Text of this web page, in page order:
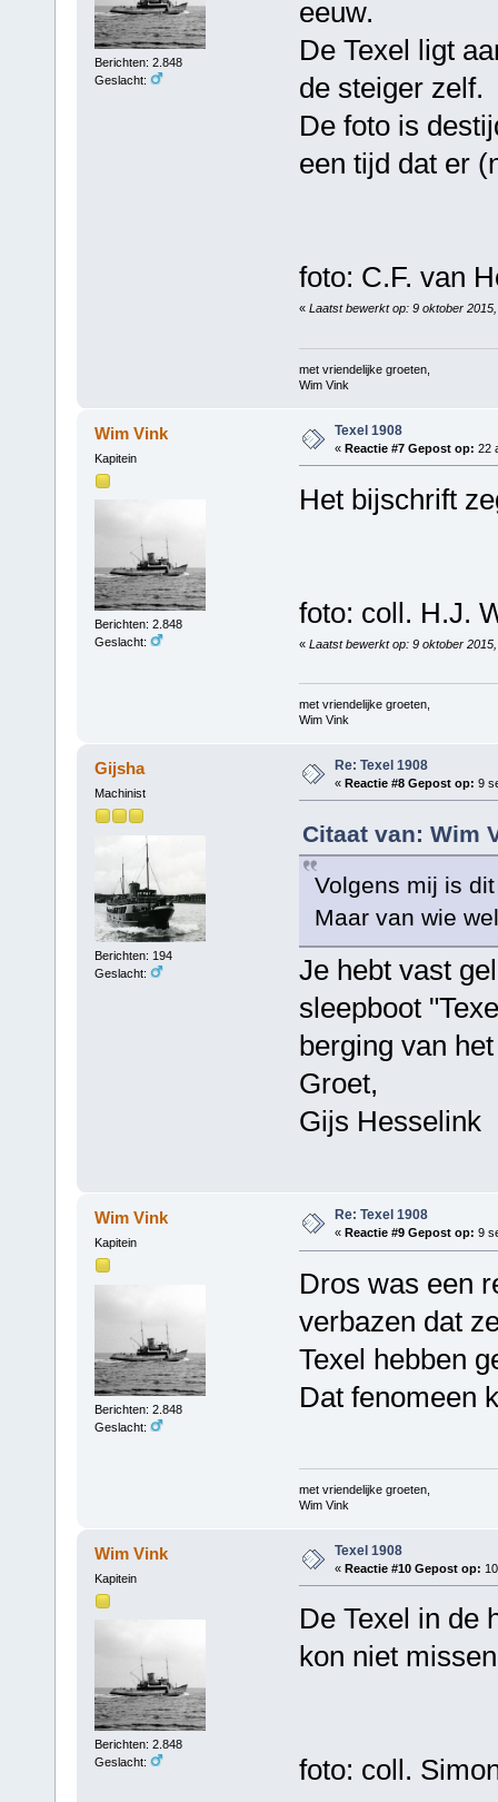
Berichten: 2.848
Geslacht:
eeuw.
De Texel ligt
de steiger zelf.
De foto is
een tijd dat er
foto: C.F. van
« Laatst bewerkt op: 9 oktober
met vriendelijke groeten,
Wim Vink
Wim Vink
Kapitein
Berichten: 2.848
Geslacht:
Texel 1908
« Reactie #7 Gepost op: 22
Het bijschrift
foto: coll. H.J.
« Laatst bewerkt op: 9 oktober
met vriendelijke groeten,
Wim Vink
Gijsha
Machinist
Berichten: 194
Geslacht:
Re: Texel 1908
« Reactie #8 Gepost op: 9
Citaat van: Wim
Volgens mij is
Maar van wie
Je hebt vast
sleepboot
berging van
Groet,
Gijs Hesselink
Wim Vink
Kapitein
Berichten: 2.848
Geslacht:
Re: Texel 1908
« Reactie #9 Gepost op: 9
Dros was een
verbazen dat
Texel hebben
Dat fenomeen
met vriendelijke groeten,
Wim Vink
Wim Vink
Kapitein
Berichten: 2.848
Geslacht:
Texel 1908
« Reactie #10 Gepost op:
De Texel in de
kon niet
foto: coll.